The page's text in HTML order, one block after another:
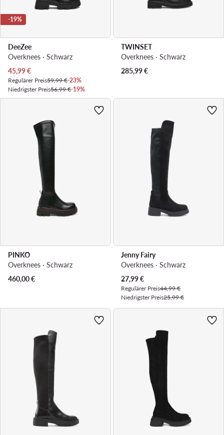
-19%
DeeZee
Overknees · Schwarz
Aktueller Preis
45,99€
Regulärer Preis59,99 €-23%
Niedrigster Preis56,99 €-19%
TWINSET
Overknees · Schwarz
285,99€
PINKO
Overknees · Schwarz
460,00€
Jenny Fairy
Overknees · Schwarz
Aktueller Preis
27,99€
Regulärer Preis44,99 €
Niedrigster Preis25,99 €